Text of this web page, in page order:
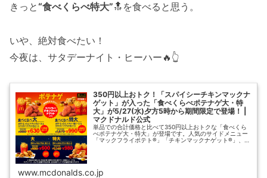
きっと “食べくらべ特大”🔝を食べると思う。
いや、絶対食べたい！
今夜は、サタデーナイト・ヒーハー🔥👆️
350円以上おトク！「スパイシーチキンマックナ
ゲット」が入った「食べくらべポテナゲ大・特
大」が5/27(水)夕方5時から期間限定で登場！ |
マクドナルド公式
単品での合計価格と比べて350円以上おトクな「食べくら
べポテナゲ大・特大」が登場です。人気のサイドメニュー
「マックフライポテト®」「チキンマックナゲット®」、期
www.mcdonalds.co.jp